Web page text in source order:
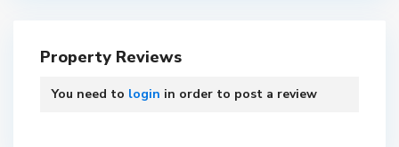
Property Reviews
You need to login in order to post a review